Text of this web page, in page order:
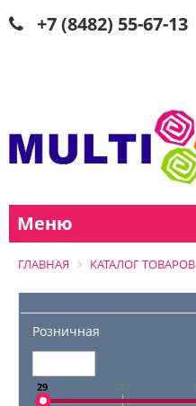
+7 (8482) 55-67-13
Меню
ГЛАВНАЯ КАТАЛОГ ТОВАРОВ
Розничная
29